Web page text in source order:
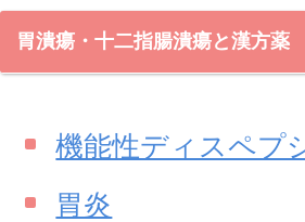
カウンセリング
胃潰瘍・十二指腸潰瘍と漢方薬
機能性ディスペプ
胃炎